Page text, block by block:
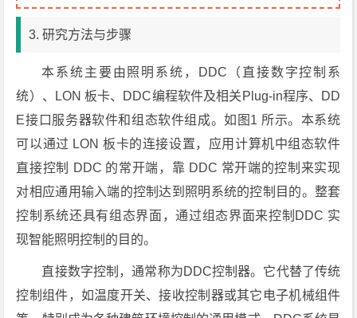
3. 研究方法与步骤
本系统主要由照明系统，DDC（直接数字控制系
统）、LON 板卡、DDC编程软件及相关Plug-in程序、DD
E接口服务器软件和组态软件组成。如图1 所示。本系统
可以通过 LON 板卡的连接设置，应用计算机中组态软件
直接控制 DDC 的常开端，靠 DDC 常开端的控制来实现
对相应通用输入端的控制达到照明系统的控制目的。整套
控制系统还具有组态界面，通过组态界面来控制DDC 实
现智能照明控制的目的。
直接数字控制，通常称为DDC控制器。它代替了传统
控制组件，如温度开关、接收控制器或其它电子机械组件